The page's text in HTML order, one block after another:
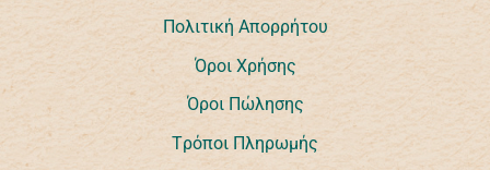
Πολιτική Απορρήτου
Όροι Χρήσης
Όροι Πώλησης
Tρόποι Πληρωμής